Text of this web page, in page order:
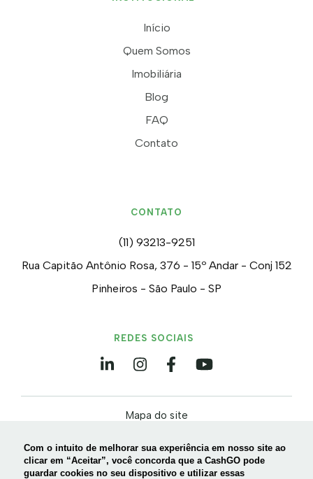
Com o intuito de melhorar sua experiência em nosso site ao
clicar em “Aceitar”, você concorda que a CashGO pode
guardar cookies no seu dispositivo e utilizar essas
Início
Quem Somos
Imobiliária
Blog
FAQ
Contato
REDES SOCIAIS
CONTATO
(11) 93213-9251
Rua Capitão Antônio Rosa, 376 - 15º Andar - Conj 152
Pinheiros - São Paulo - SP
Mapa do site
Termos de uso